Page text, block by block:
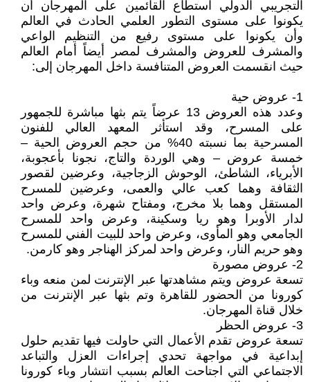
التجريبي الدولي استطاع القائمين على المهرجان أن
يكونوا على مستوى التطور العلمي الحادث في العالم
وأن يكونوا على مستوى رفيع من التنظيم الواعي
والمشرف للعروض والمشرف لمصر أيضاً أمام العالم
حيث انقسمت العروض المتنافسة داخل المهرجان إلى:
1- عروض حية
وعدد هذه العروض 13 عرضاً يتم بثها مباشرة للجمهور
على المسرح، وقد استأثر المعهد العالي للفنون
المسرحية بما نسبته 40% من حجم العروض الحية –
خمسة عروض – وهي الوردة والتاج، نجونا بأعجوبة،
الأبرياء، الشاطئ، الوحوش الزجاجية، وعرضين لقصور
الثقافة وهما كعب عالي والعمى، وعرضين للمسرح
المستقل وهما بلا مخرج، ومفتاح شهرة، وعرض واحد
لدار الأوبرا وهو ريا وسكينة، وعرض واحد للمسرح
الجامعي وهو المأوى، وعرض واحد للبيت الفني للمسرح
وهو حريم النار، وعرض واحد لمركز الهناجر وهو كارمن.
2- عروض مصورة
تسعة عروض ويتم مشاهدتها عبر الإنترنت لمن منعه وباء
كورونا من الحضور للقاهرة وتم بثها عبر الإنترنت من
خلال قناة المهرجان.
3- عروض الحظر
تسعة عروض تقدم الأعمال التي حاولت فيها تقديم حلول
إبداعية في مواجهة تحدي إجراءات العزل والتباعد
الاجتماعي التي اجتاحت العالم بسبب انتشار وباء كورونا